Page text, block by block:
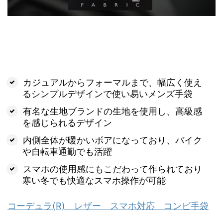
カジュアルからフォーマルまで、幅広く使え
るシンプルデザインで使い易いメンズ手袋
有名な生地ブランドの生地を使用し、高級感
を感じられるデザイン
内側全体が暖かいボアになっており、バイク
や自転車通勤でも活躍
スマホの使用感にもこだわって作られており
寒い冬でも快適なスマホ操作が可能
コーデュラ(R) レザー スマホ対応 コンビ手袋